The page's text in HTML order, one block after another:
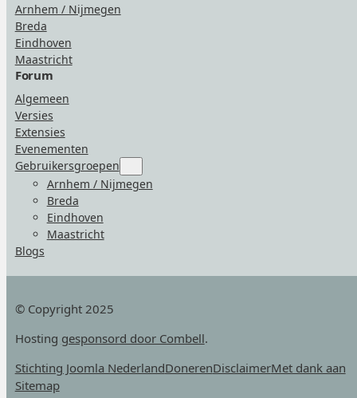
Arnhem / Nijmegen
Breda
Eindhoven
Maastricht
Forum
Algemeen
Versies
Extensies
Evenementen
Gebruikersgroepen
for
“Gebruikersgroepen”
Arnhem / Nijmegen
Breda
Eindhoven
Maastricht
Blogs
© Copyright 2025
Hosting gesponsord door Combell.
Stichting Joomla NederlandDonerenDisclaimerMet dank aan
Sitemap